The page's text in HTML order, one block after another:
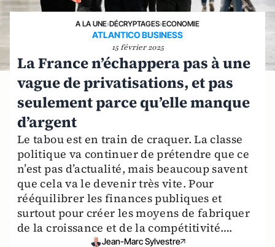
A LA UNE›DÉCRYPTAGES›ECONOMIE
ATLANTICO BUSINESS
15 février 2025
La France n’échappera pas à une
vague de privatisations, et pas
seulement parce qu’elle manque
d’argent
Le tabou est en train de craquer. La classe
politique va continuer de prétendre que ce
n’est pas d’actualité, mais beaucoup savent
que cela va le devenir très vite. Pour
rééquilibrer les finances publiques et
surtout pour créer les moyens de fabriquer
de la croissance et de la compétitivité….
Jean-Marc Sylvestre